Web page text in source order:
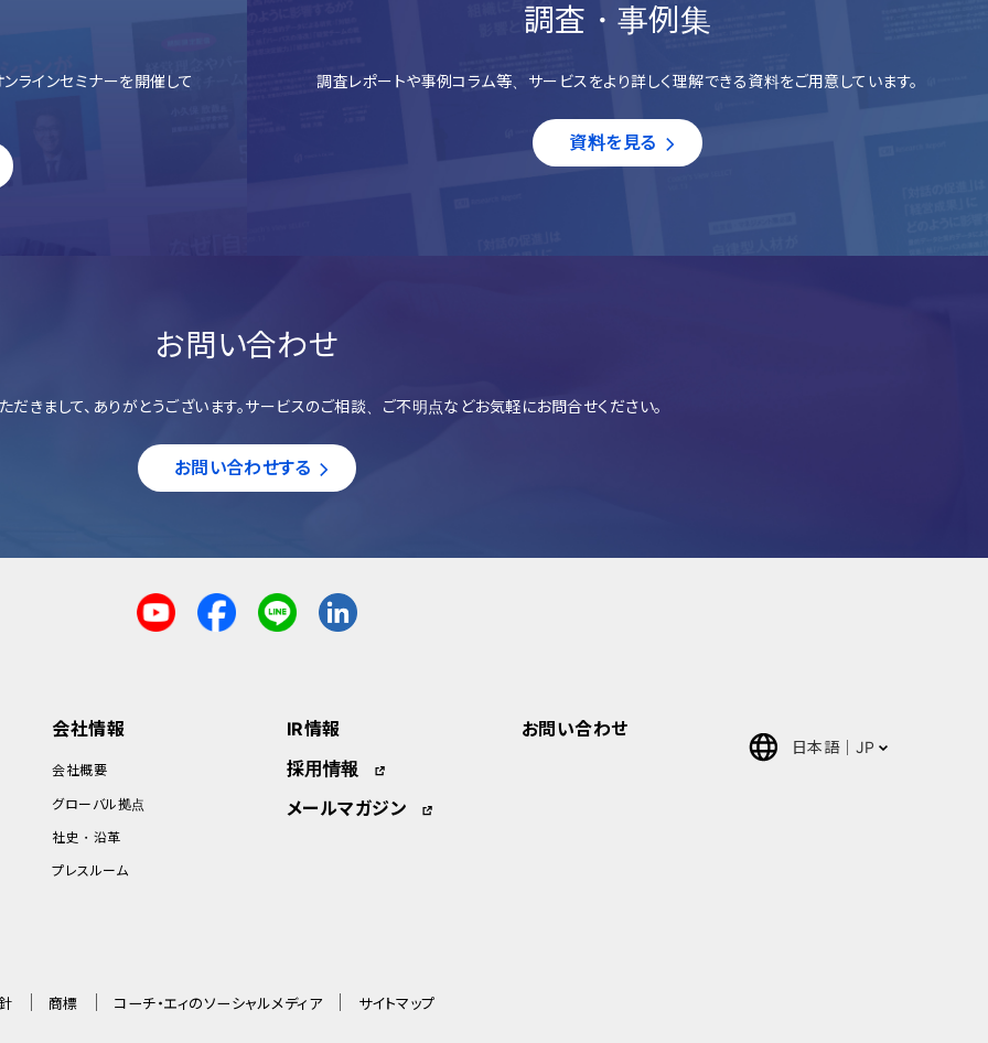
ラインセミナーを開催して
調査・事例集
調査レポートや事例コラム等、サービスをより詳しく理解できる資料をご用意しています。
資料を見る
お問い合わせ
きまして、ありがとうございます。サービスのご相談、ご不明点などお気軽にお問合せください。
お問い合わせする
会社情報
会社概要
グローバル拠点
社史・沿革
プレスルーム
IR情報
採用情報
メールマガジン
お問い合わせ
日本語 JP
商標 コーチ・エィのソーシャルメディア サイトマップ